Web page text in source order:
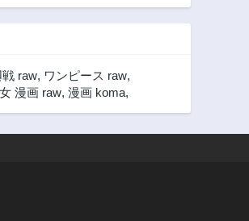
raw, ワンピース raw,
漫画 raw, 漫画 koma,